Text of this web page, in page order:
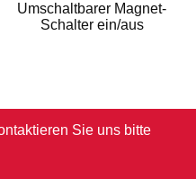
Umschaltbarer Magnet-
Schalter ein/aus
Sie uns bitte